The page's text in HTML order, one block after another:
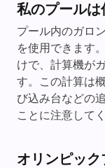
私のプール
プール内のガロ
を使用できます
けで、計算機が
す。この計算は
び込み台などの
ことに注意して
オリンピッ